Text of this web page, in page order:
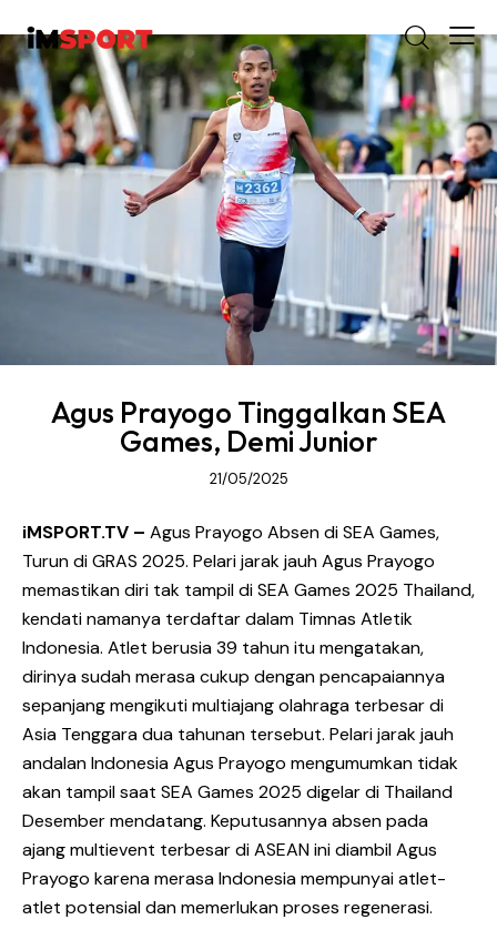
Agus Prayogo Tinggalkan SEA
Games, Demi Junior
21/05/2025
iMSPORT.TV – Agus Prayogo Absen di SEA Games,
Turun di GRAS 2025. Pelari jarak jauh Agus Prayogo
memastikan diri tak tampil di SEA Games 2025 Thailand,
kendati namanya terdaftar dalam Timnas Atletik
Indonesia. Atlet berusia 39 tahun itu mengatakan,
dirinya sudah merasa cukup dengan pencapaiannya
sepanjang mengikuti multiajang olahraga terbesar di
Asia Tenggara dua tahunan tersebut. Pelari jarak jauh
andalan Indonesia Agus Prayogo mengumumkan tidak
akan tampil saat SEA Games 2025 digelar di Thailand
Desember mendatang. Keputusannya absen pada
ajang multievent terbesar di ASEAN ini diambil Agus
Prayogo karena merasa Indonesia mempunyai atlet-
atlet potensial dan memerlukan proses regenerasi.